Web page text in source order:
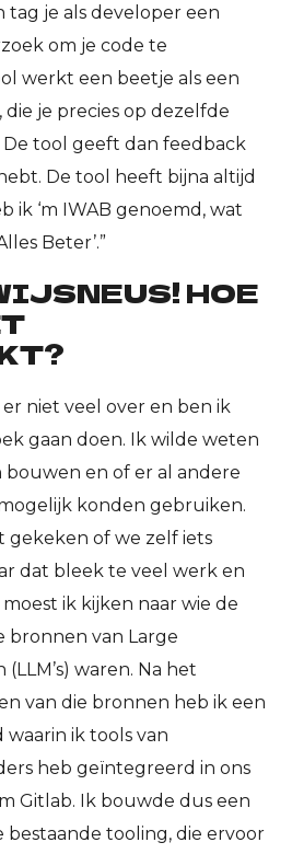
tag je als developer een
om je code te
werkt een beetje als een
je precies op dezelfde
tool geeft dan feedback
De tool heeft bijna altijd
ik ‘m IWAB genoemd, wat
Beter’.”
HOE
niet veel over en ben ik
gaan doen. Ik wilde weten
en of er al andere
konden gebruiken.
gekeken of we zelf iets
dat bleek te veel werk en
ik kijken naar wie de
bronnen van Large
waren. Na het
van die bronnen heb ik een
ik tools van
heb geïntegreerd in ons
Gitlab. Ik bouwde dus een
bestaande tooling, die ervoor